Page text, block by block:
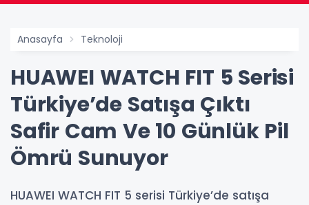
Anasayfa Teknoloji
HUAWEI WATCH FIT 5 Serisi
Türkiye’de Satışa Çıktı
Safir Cam Ve 10 Günlük Pil
Ömrü Sunuyor
HUAWEI WATCH FIT 5 serisi Türkiye’de satışa